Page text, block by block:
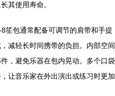
其使用寿命。
笙包通常配备可调节的肩带和手提
减轻长时间携带的负担。内部空间
，避免乐器在包内晃动。多个口袋
让音乐家在外出演出或练习时更加